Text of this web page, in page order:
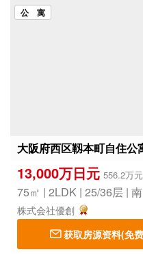
公 寓
大阪府西区靱本町自住公
13,000万日元 556.2万元
75㎡ | 2LDK | 25/36层 |
株式会社優創
获取房源资料(免